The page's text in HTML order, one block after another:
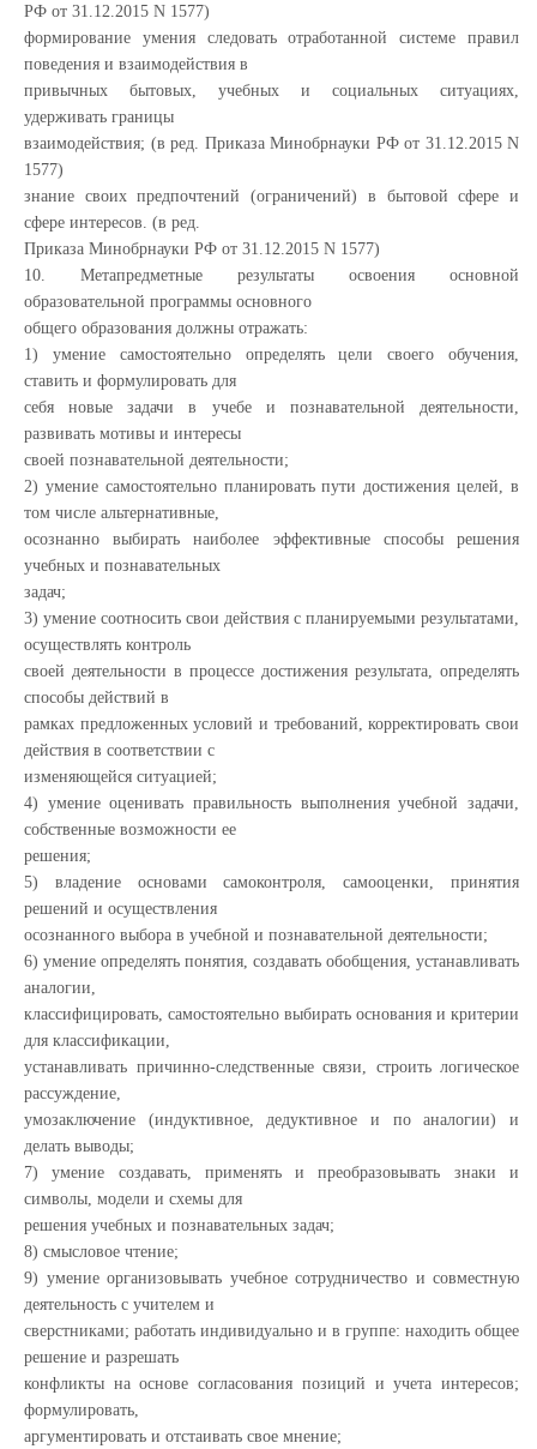
РФ от 31.12.2015 N 1577)
формирование умения следовать отработанной системе правил
поведения и взаимодействия в
привычных бытовых, учебных и социальных ситуациях,
удерживать границы
взаимодействия; (в ред. Приказа Минобрнауки РФ от 31.12.2015 N
1577)
знание своих предпочтений (ограничений) в бытовой сфере и
сфере интересов. (в ред.
Приказа Минобрнауки РФ от 31.12.2015 N 1577)
10. Метапредметные результаты освоения основной
образовательной программы основного
общего образования должны отражать:
1) умение самостоятельно определять цели своего обучения,
ставить и формулировать для
себя новые задачи в учебе и познавательной деятельности,
развивать мотивы и интересы
своей познавательной деятельности;
2) умение самостоятельно планировать пути достижения целей, в
том числе альтернативные,
осознанно выбирать наиболее эффективные способы решения
учебных и познавательных
задач;
3) умение соотносить свои действия с планируемыми результатами,
осуществлять контроль
своей деятельности в процессе достижения результата, определять
способы действий в
рамках предложенных условий и требований, корректировать свои
действия в соответствии с
изменяющейся ситуацией;
4) умение оценивать правильность выполнения учебной задачи,
собственные возможности ее
решения;
5) владение основами самоконтроля, самооценки, принятия
решений и осуществления
осознанного выбора в учебной и познавательной деятельности;
6) умение определять понятия, создавать обобщения, устанавливать
аналогии,
классифицировать, самостоятельно выбирать основания и критерии
для классификации,
устанавливать причинно-следственные связи, строить логическое
рассуждение,
умозаключение (индуктивное, дедуктивное и по аналогии) и
делать выводы;
7) умение создавать, применять и преобразовывать знаки и
символы, модели и схемы для
решения учебных и познавательных задач;
8) смысловое чтение;
9) умение организовывать учебное сотрудничество и совместную
деятельность с учителем и
сверстниками; работать индивидуально и в группе: находить общее
решение и разрешать
конфликты на основе согласования позиций и учета интересов;
формулировать,
аргументировать и отстаивать свое мнение;